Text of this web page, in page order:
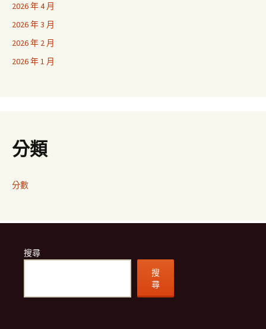
2026 年 4 月
2026 年 3 月
2026 年 2 月
2026 年 1 月
分類
分數
搜尋
搜
尋